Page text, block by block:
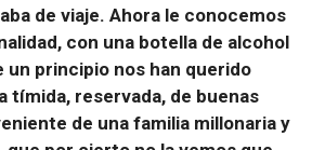
de viaje. Ahora le conocemos
con una botella de alcohol
un principio nos han querido
tímida, reservada, de buenas
de una familia millonaria y